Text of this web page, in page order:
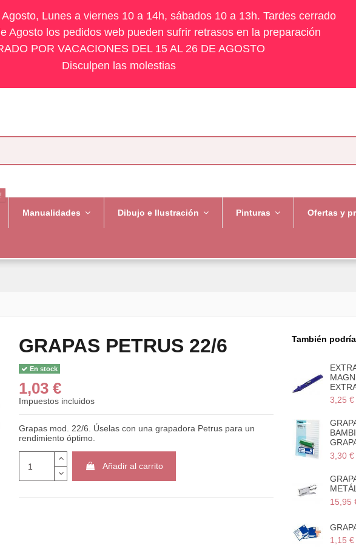
Lunes a viernes 10 a 14h, sábados 10 a 13h. Tardes cerrado
Agosto los pedidos web pueden sufrir retrasos en la preparación
POR VACACIONES DEL 15 AL 26 DE AGOSTO
Disculpen las molestias
Manualidades Dibujo e Ilustración Pinturas Ofertas y
GRAPAS PETRUS 22/6
En stock
1,03 €
Impuestos incluidos
Grapas mod. 22/6. Úselas con una grapadora Petrus para un
rendimiento óptimo.
Añadir al carrito
También
3,25 €
3,30 €
15,95
1,15 €